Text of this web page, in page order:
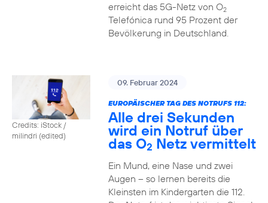
erreicht das 5G-Netz von O2
Telefónica rund 95 Prozent der
Bevölkerung in Deutschland.
Credits: iStock /
milindri (edited)
09. Februar 2024
EUROPÄISCHER TAG DES NOTRUFS 112:
Alle drei Sekunden
wird ein Notruf über
das O2 Netz vermittelt
Ein Mund, eine Nase und zwei
Augen – so lernen bereits die
Kleinsten im Kindergarten die 112.